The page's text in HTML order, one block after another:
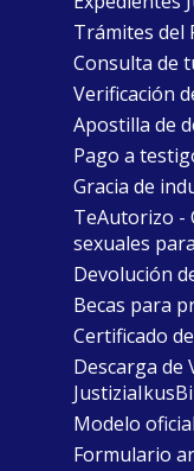
Trámites del
Consulta de
Verificación
Apostilla de
Pago a
Gracia de
TeAutorizo -
sexuales
Devolución
Becas para
Certificado
Descarga de
JustiziaIkusBi
Modelo
Formulario